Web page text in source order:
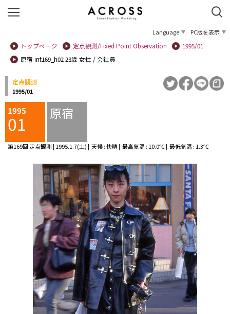
Language
PC版を表示
トップページ
定点観測/Fixed Point Observation
1995/01
原宿 int169_h02 23歳 女性 / 会社員
定点観測
1995/01
1995
01 原宿
第169回 定点観測 | 1995.1.7(土) | 天候 : 快晴 | 最高気温 : 10.0℃ | 最低気温 : 1.3℃